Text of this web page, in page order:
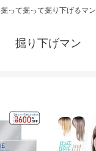
掘って掘って掘り下げるマン
掘り下げマン